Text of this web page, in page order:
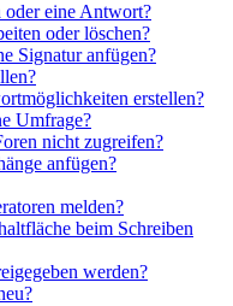
oder eine Antwort?
oder löschen?
Signatur anfügen?
erstellen?
Umfrage?
nicht zugreifen?
anfügen?
melden?
beim Schreiben
werden?